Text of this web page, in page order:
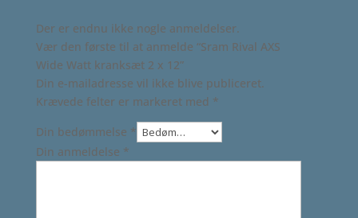
Der er endnu ikke nogle anmeldelser.
Vær den første til at anmelde “Sram Rival AXS
Wide Watt kranksæt 2 x 12”
Din e-mailadresse vil ikke blive publiceret.
Krævede felter er markeret med *
Din bedømmelse *
Din anmeldelse *